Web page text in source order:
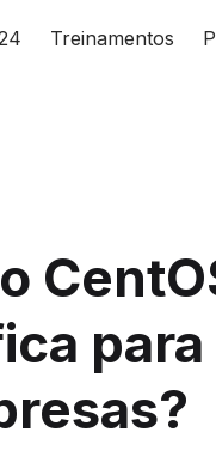
Treinamentos